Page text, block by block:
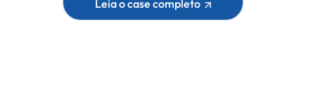
Leia o case completo